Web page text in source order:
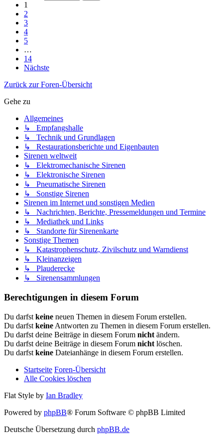
1
2
3
4
5
…
14
Nächste
Zurück zur Foren-Übersicht
Gehe zu
Allgemeines
↳ Empfangshalle
↳ Technik und Grundlagen
↳ Restaurationsberichte und Eigenbauten
Sirenen weltweit
↳ Elektromechanische Sirenen
↳ Elektronische Sirenen
↳ Pneumatische Sirenen
↳ Sonstige Sirenen
Sirenen im Internet und sonstigen Medien
↳ Nachrichten, Berichte, Pressemeldungen und Termine
↳ Mediathek und Links
↳ Standorte für Sirenenkarte
Sonstige Themen
↳ Katastrophenschutz, Zivilschutz und Warndienst
↳ Kleinanzeigen
↳ Plauderecke
↳ Sirenensammlungen
Berechtigungen in diesem Forum
Du darfst keine neuen Themen in diesem Forum erstellen.
Du darfst keine Antworten zu Themen in diesem Forum erstellen.
Du darfst deine Beiträge in diesem Forum nicht ändern.
Du darfst deine Beiträge in diesem Forum nicht löschen.
Du darfst keine Dateianhänge in diesem Forum erstellen.
Startseite Foren-Übersicht
Alle Cookies löschen
Flat Style by Ian Bradley
Powered by phpBB® Forum Software © phpBB Limited
Deutsche Übersetzung durch phpBB.de